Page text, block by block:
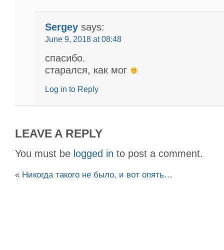
Sergey says:
June 9, 2018 at 08:48
спасибо.
старался, как мог
Log in to Reply
LEAVE A REPLY
You must be logged in to post a comment.
« Никогда такого не было, и вот опять…